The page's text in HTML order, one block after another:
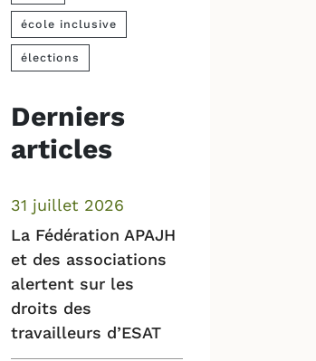
école inclusive
élections
Derniers
articles
La Fédération APAJH
et des associations
alertent sur les
droits des
travailleurs d’ESAT
31 juillet 2026